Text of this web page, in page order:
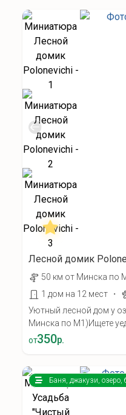
Лесной домик
50 км от Минска по
1 дом на 12 мест
·
Уютный лесной дом у
Минска по М1) ​Ищете
от350р.
Баня, джакузи, озеро,